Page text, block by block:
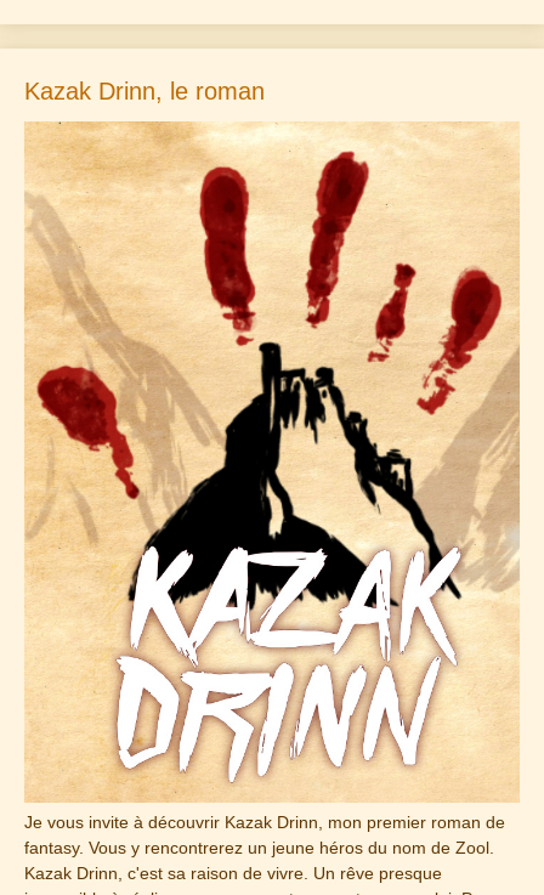
Kazak Drinn, le roman
Je vous invite à découvrir Kazak Drinn, mon premier roman de
fantasy. Vous y rencontrerez un jeune héros du nom de Zool.
Kazak Drinn, c'est sa raison de vivre. Un rêve presque